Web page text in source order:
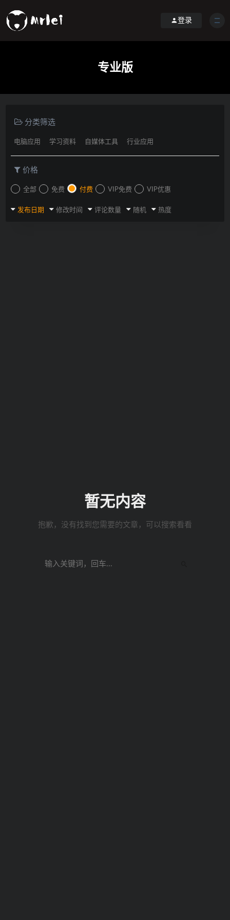
登录
专业版
分类筛选
电脑应用 学习资料 自媒体工具 行业应用
价格
全部 免费 付费 VIP免费 VIP优惠
发布日期 修改时间 评论数量 随机 热度
暂无内容
抱歉，没有找到您需要的文章，可以搜索看看